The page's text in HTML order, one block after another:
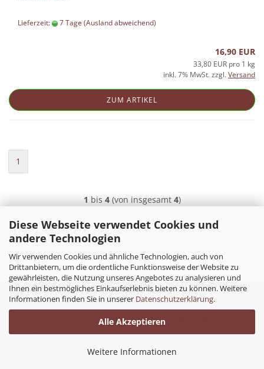
Diese Webseite verwendet Cookies und
andere Technologien
Wir verwenden Cookies und ähnliche Technologien, auch von
Drittanbietern, um die ordentliche Funktionsweise der Website zu
gewährleisten, die Nutzung unseres Angebotes zu analysieren und
Ihnen ein bestmögliches Einkaufserlebnis bieten zu können. Weitere
Informationen finden Sie in unserer Datenschutzerklärung.
Alle Akzeptieren
Weitere Informationen
Lieferzeit: 7 Tage (Ausland abweichend)
16,90 EUR
33,80 EUR pro 1 kg
inkl. 7% MwSt. zzgl.Versand
ZUM ARTIKEL
1
1 bis 4(von insgesamt 4)
Impressum Kontakt
Versand- & Zahlungsbedingungen
Widerrufsrecht & Widerrufsformular
Privatsphäre und Datenschutz
Cookie Einstellungen
Webshop erstellenmit Gambio.de © 2026